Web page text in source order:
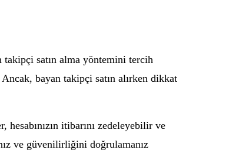
takipçi satın alma yöntemini tercih
bayan takipçi satın alırken dikkat
itibarını zedeleyebilir ve
ve güvenilirliğini doğrulamanız